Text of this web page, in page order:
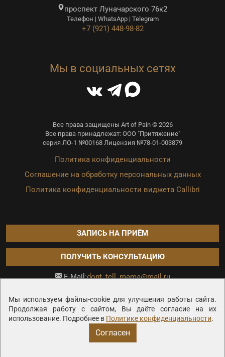
Мы используем файлы-cookie для улучшения работы сайта.
Продолжая работу с сайтом, Вы даёте согласие на их
использование. Подробнее в Политике конфиденциальности.
Согласен
проспект Луначарского 76к2
Телефон | WhatsApp | Telegram
+7 (921) 448-98-82
Мы в социальных сетях
Все права защищены Art of Pain © 2026
Все права принадлежат: ООО "Притяжение"
серия ЛО-1 №00168 Лицензия №78-01-003879
Политика конфиденциальности
Соглашение на обработку персональных данных
Политика конфиденциальности виджета Callibri
ЗАПИСЬ НА ПРИЁМ
ПОЛУЧИТЬ КОНСУЛЬТАЦИЮ
E-Mail:dont_tell_mama@mail.ru